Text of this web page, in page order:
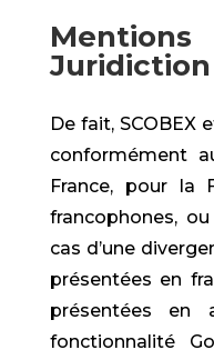
Juridiction
De fait, SCOBEX
conformément
France, pour la
francophones,
cas d’une
présentées en
présentées en
fonctionnalité